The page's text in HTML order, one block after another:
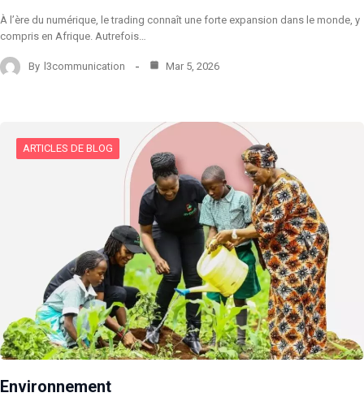
À l’ère du numérique, le trading connaît une forte expansion dans le monde, y
compris en Afrique. Autrefois…
By l3communication Mar 5, 2026
ARTICLES DE BLOG
Environnement